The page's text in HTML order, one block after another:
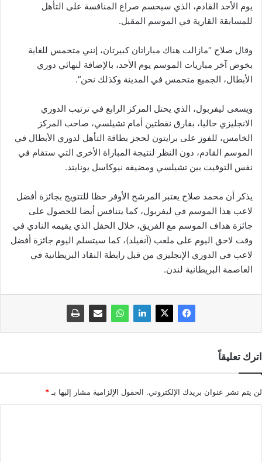
يوم الأحد القادم، الذي سيحسم صراع المنافسة على التأهل
للمسابقة القارية في الموسم المقبل.
وقال صلاح “مازالت هناك مباراتان كبيرتان، إنني متحمس للغاية
بخوض آخر مباريات الموسم يوم الأحد، بالإضافة لنهائي دوري
الأبطال، الجميع متحمس في المدينة وكذلك نحن”.
ويسعى ليفربول، الذي يحتل المركز الرابع في ترتيب الدوري
الانجليزي حاليا، بفارق نقطتين أمام تشيلسي، صاحب المركز
الخامس، للفوز على برايتون لحجز بطاقة التأهل لدوري الأبطال في
الموسم القادم، دون النظر لنتيجة المباراة الأخرى التي ستقام في
نفس التوقيت بين تشيلسي ومضيفه نيوكاسل يونايتد.
يذكر أن محمد صلاح يعتبر المرشح الأوفر حظا للتتويج بجائزة أفضل
لاعب هذا الموسم في ليفربول، كما يتنافس أيضا للحصول على
جائزة هداف الموسم مع الفريق، خلال الحفل الذي يقيمه النادي في
وقت لاحق اليوم على ملعب (آنفيلد)، كما سيتسلم اليوم جائزة أفضل
لاعب في الدوري الإنجليزي من قبل رابطة النقاد البريطانية في
العاصمة البريطانية لندن.
اترك تعليقاً
لن يتم نشر عنوان بريدك الإلكتروني. الحقول الإلزامية مشار إليها بـ*